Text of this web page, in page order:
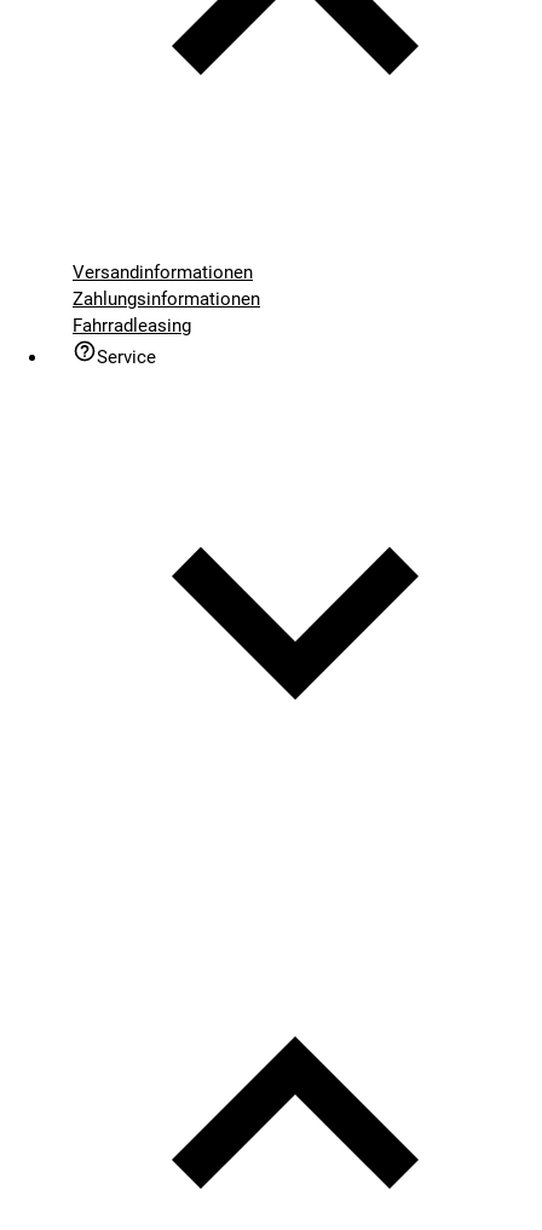
Versandinformationen
Zahlungsinformationen
Fahrradleasing
Service